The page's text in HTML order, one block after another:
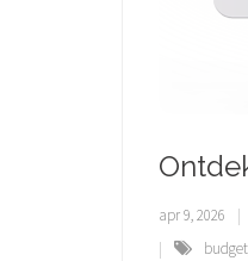
apr 9, 2026
budget